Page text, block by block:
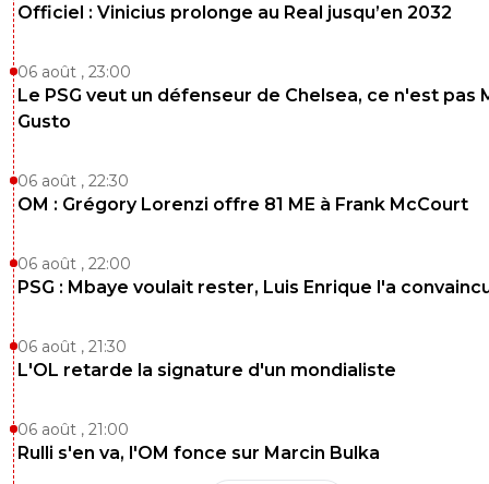
Officiel : Vinicius prolonge au Real jusqu’en 2032
06 août , 23:00
Le PSG veut un défenseur de Chelsea, ce n'est pas
Gusto
06 août , 22:30
OM : Grégory Lorenzi offre 81 ME à Frank McCourt
06 août , 22:00
PSG : Mbaye voulait rester, Luis Enrique l'a
06 août , 21:30
L'OL retarde la signature d'un mondialiste
06 août , 21:00
Rulli s'en va, l'OM fonce sur Marcin Bulka